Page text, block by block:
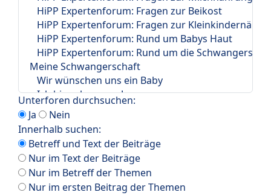
Unterforen durchsuchen:
Ja
Nein
Innerhalb suchen:
Betreff und Text der Beiträge
Nur im Text der Beiträge
Nur im Betreff der Themen
Nur im ersten Beitrag der Themen